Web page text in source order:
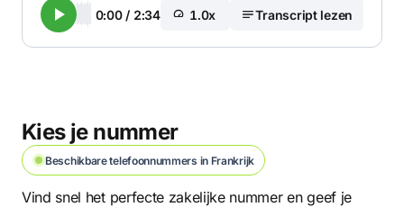
0:00/ 2:34 1.0x Transcript lezen
Kies je nummer
Beschikbare telefoonnummers in Frankrijk
Vind snel het perfecte zakelijke nummer en geef je